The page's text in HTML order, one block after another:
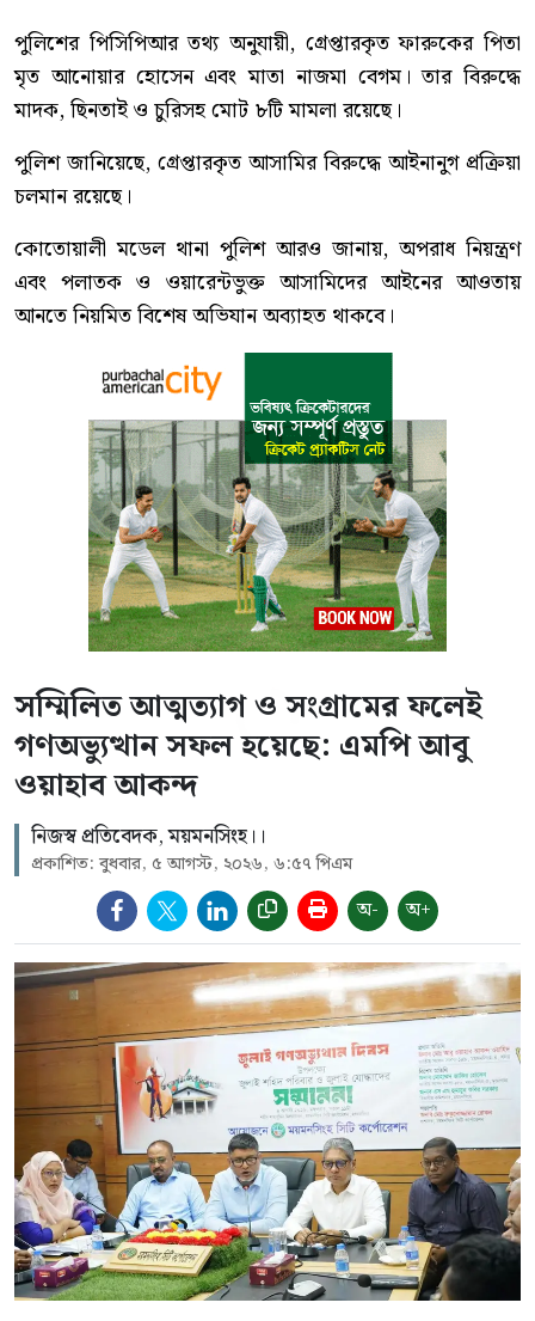
পুলিশের পিসিপিআর তথ্য অনুযায়ী, গ্রেপ্তারকৃত ফারুকের পিতা
মৃত আনোয়ার হোসেন এবং মাতা নাজমা বেগম। তার বিরুদ্ধে
মাদক, ছিনতাই ও চুরিসহ মোট ৮টি মামলা রয়েছে।
পুলিশ জানিয়েছে, গ্রেপ্তারকৃত আসামির বিরুদ্ধে আইনানুগ প্রক্রিয়া
চলমান রয়েছে।
কোতোয়ালী মডেল থানা পুলিশ আরও জানায়, অপরাধ নিয়ন্ত্রণ
এবং পলাতক ও ওয়ারেন্টভুক্ত আসামিদের আইনের আওতায়
আনতে নিয়মিত বিশেষ অভিযান অব্যাহত থাকবে।
সম্মিলিত আত্মত্যাগ ও সংগ্রামের ফলেই
গণঅভ্যুত্থান সফল হয়েছে: এমপি আবু
ওয়াহাব আকন্দ
নিজস্ব প্রতিবেদক, ময়মনসিংহ।।
প্রকাশিত: বুধবার, ৫ আগস্ট, ২০২৬, ৬:৫৭ পিএম
অ- অ+